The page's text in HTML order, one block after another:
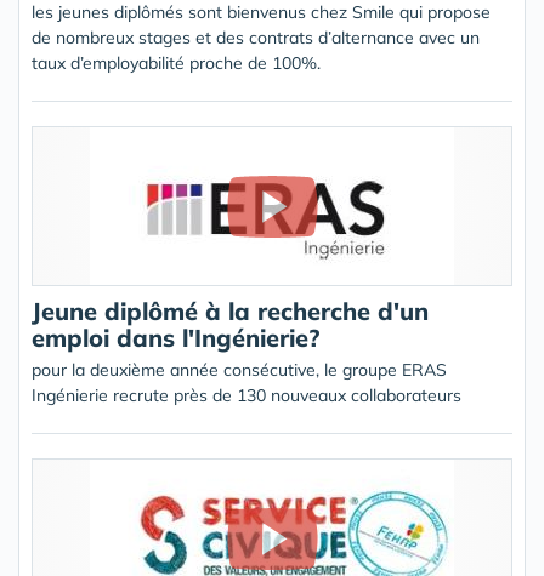
les jeunes diplômés sont bienvenus chez Smile qui propose
de nombreux stages et des contrats d’alternance avec un
taux d’employabilité proche de 100%.
Jeune diplômé à la recherche d'un
emploi dans l'Ingénierie?
pour la deuxième année consécutive, le groupe ERAS
Ingénierie recrute près de 130 nouveaux collaborateurs